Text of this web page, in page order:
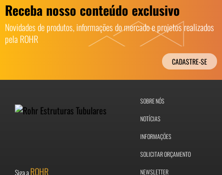
Receba nosso conteúdo exclusivo
Novidades de produtos, informações do mercado e projetos realizados
pela ROHR
CADASTRE-SE
Siga aROHR
SOBRE NÓS
NOTÍCIAS
INFORMAÇÕES
SOLICITAR ORÇAMENTO
NEWSLETTER